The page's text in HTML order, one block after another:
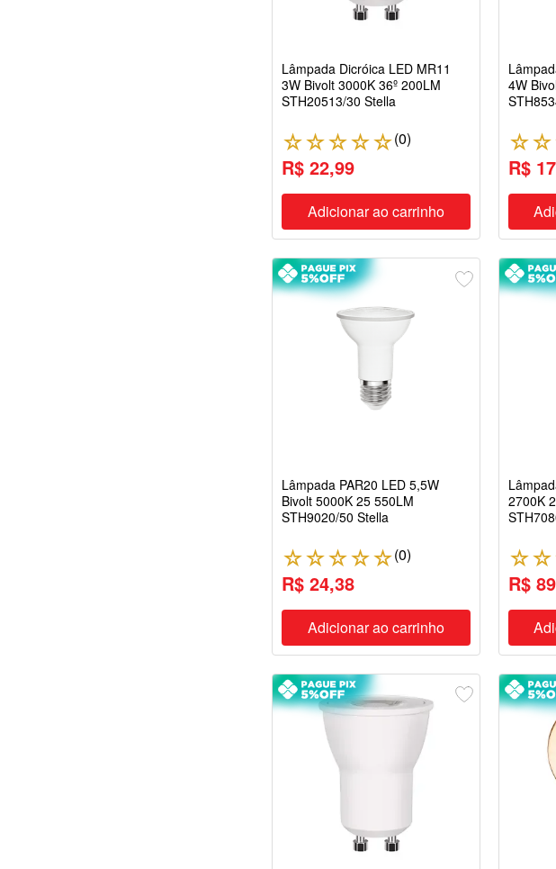
Lâmpada Dicróica LED MR11
3W Bivolt 3000K 36º 200LM
STH20513/30 Stella
☆☆☆☆☆(0)
R$ 22,99
Adicionar ao carrinho
4W
☆☆
R$
Lâmpada PAR20 LED 5,5W
Bivolt 5000K 25 550LM
STH9020/50 Stella
☆☆☆☆☆(0)
R$ 24,38
Adicionar ao carrinho
2700K
☆☆
R$